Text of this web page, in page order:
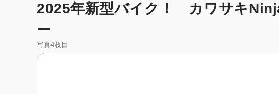
2025年新型バイク！ カワサキ
ー
写真4枚目